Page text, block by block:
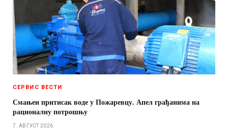
СЕРВИС ВЕСТИ
Смањен притисак воде у Пожаревцу. Апел грађанима на
рационалну потрошњу
7. АВГУСТ 2026.